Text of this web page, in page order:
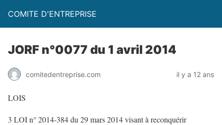
COMITE D'ENTREPRISE
JORF n°0077 du 1 avril 2014
comitedentreprise.com il y a 12 ans
LOIS
3 LOI n° 2014-384 du 29 mars 2014 visant à reconquérir